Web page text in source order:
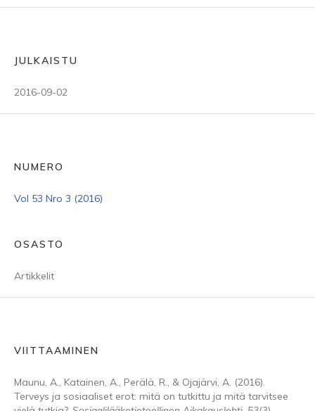
JULKAISTU
2016-09-02
NUMERO
Vol 53 Nro 3 (2016)
OSASTO
Artikkelit
VIITTAAMINEN
Maunu, A., Katainen, A., Perälä, R., & Ojajärvi, A. (2016).
Terveys ja sosiaaliset erot: mitä on tutkittu ja mitä tarvitsee